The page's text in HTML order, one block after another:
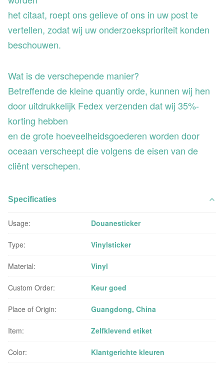
het citaat, roept ons gelieve of ons in uw post te
vertellen, zodat wij uw onderzoeksprioriteit konden
beschouwen.
Wat is de verschepende manier?
Betreffende de kleine quantiy orde, kunnen wij hen
door uitdrukkelijk Fedex verzenden dat wij 35%-
korting hebben
en de grote hoeveelheidsgoederen worden door
oceaan verscheept die volgens de eisen van de
cliënt verschepen.
Specificaties
Usage: Douanesticker
Type: Vinylsticker
Material: Vinyl
Custom Order: Keur goed
Place of Origin: Guangdong, China
Item: Zelfklevend etiket
Color: Klantgerichte kleuren